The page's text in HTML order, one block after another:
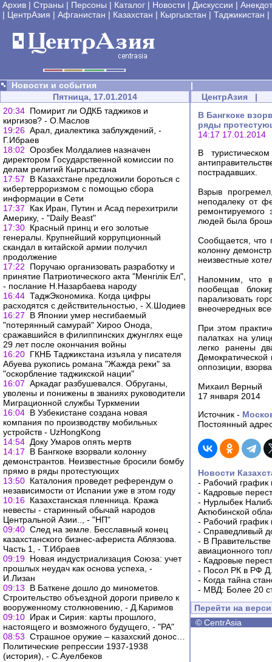
Архив | Страны | Персоны | Каталог | Новости | Дискуссии |
| ЦентрАзия | Афганистан | Казахстан | Кыргызстан | Таджикистан |
Новости и события
|
Пятница, 17.01.2014
20:34 Помирит ли ОДКБ таджиков и
киргизов? - О.Маслов
19:26 Арал, диалектика заблуждений, -
Г.Ибраев
18:02 Орозбек Молдалиев назначен
директором Государственной комиссии по
делам религий Кыргызстана
17:57
В Казахстане предложили бороться с
кибертерроризмом с помощью сбора
информации в Сети
17:37
Как Иран, Путин и Асад перехитрили
Америку, - "Daily Beast"
17:30 Красный принц и его золотые
генералы. Крупнейший коррупционный
скандал в китайской армии получил
продолжение
17:22
Поручаю организовать разработку и
принятие Патриотического акта "Менгілік Ел",
- послание Н.Назарбаева народу
16:44 ТаджЭкономика. Когда цифры
расходятся с действительностью, - Х.Шодиев
16:27
В Японии умер несгибаемый
"потерянный самурай" Хироо Онода,
сражавшийся в филиппинских джунглях еще
29 лет после окончания войны
16:20 ГКНБ Таджикстана изъяла у писателя
Абуева рукопись романа "Жажда реки" за
"оскорбление таджикской нации"
16:07 Аркадаг разбушевался. Обруганы,
уволены и понижены в званиях руководители
Миграционной службы Туркмении
16:04 В Узбекистане создана новая
компания по производству мобильных
устройств - UzHongKong
14:54 Доку Умаров опять мертв
14:17
В Бангкоке взорвали колонну
демонстрантов. Неизвестные бросили бомбу
прямо в ряды протестующих
13:50 Каталония проведет референдум о
независимости от Испании уже в этом году
10:16 Казахстанская пленница. Кража
невесты - старинный обычай народов
Центральной Азии.., - "НП"
09:40 След на земле. Бесславный конец
казахстанского бизнес-афериста Аблязова.
Часть 1, - Т.Ибраев
09:19 Новая индустриализация Союза: учет
прошлых неудач как основа успеха, -
И.Лизан
09:13
В Баткене дошло до минометов.
Строительство объездной дороги привело к
вооруженному столкновению, - Д.Каримов
09:10 Ирак и Сирия: карты прошлого,
настоящего и возможного будущего, - "РА"
08:53 Страшное оружие – казахский донос…
Политические репрессии 1937-1938
(история), - С.Ауелбеков
ЦентрАзия |
В Бангкоке
ряды
14:17 17.01.2014
В
пострадавших.
Взрыв
неподалеку от
ремонтируемого
людей была
Сообщается, что
колонну
неизвестные
Напомним, что
пообещав
парализовать
внеочередных
При этом
палатках на
легко ранены
оппозиции,
Михаил Верный
17 января 2014
Источник -
Постоянный
Новости
- Рабочий график
- Кадровые
- Нурлыбек
Актюбинской
- Рабочий график
- Справедливый
- В
авиационного
- Кадровые
- Посол РК в РФ
- Когда тайна
- МВД: Более 20
Перейти на
© CentrAsia